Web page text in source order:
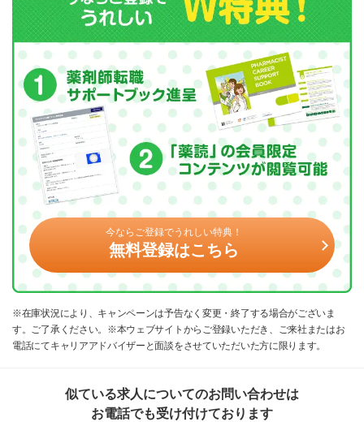
今ならご登録でうれしい特典！
無料登録はこちら
※在庫状況により、キャンペーンは予告なく変更・終了する場合がございま
す。ご了承ください。※本ウェブサイトからご登録いただき、ご来社またはお
電話にてキャリアアドバイザーと面談をさせていただいた方に限ります。
似ている求人についてのお問い合わせは
お電話でも受け付けております